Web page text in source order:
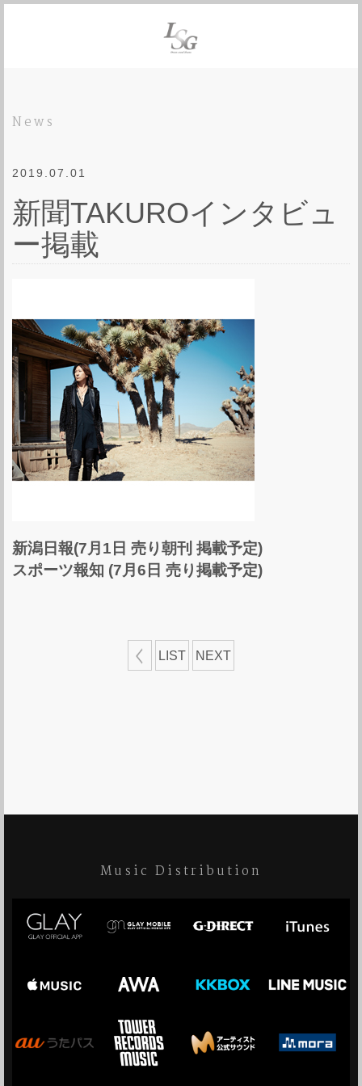
News
2019.07.01
新聞TAKUROインタビュ
ー掲載
新潟日報(7月1日 売り朝刊 掲載予定)
スポーツ報知 (7月6日 売り掲載予定)
LIST NEXT
Music Distribution